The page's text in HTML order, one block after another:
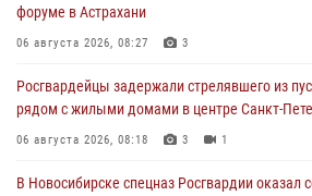
форуме в Астрахани
06 августа 2026, 08:27 3
Росгвардейцы задержали стрелявшего из
рядом с жилыми домами в центре Санкт-
06 августа 2026, 08:18 3 1
В Новосибирске спецназ Росгвардии оказал